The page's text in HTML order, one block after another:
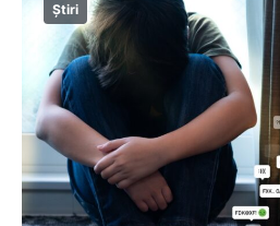
Știri